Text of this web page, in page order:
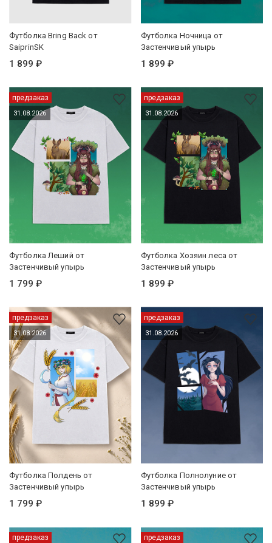
Футболка Bring Back от
SaiprinSK
1 899 ₽
Футболка Ночница от
Застенчивый упырь
1 899 ₽
предзаказ
31.08.2026
Футболка Леший от
Застенчивый упырь
1 799 ₽
предзаказ
31.08.2026
Футболка Хозяин леса от
Застенчивый упырь
1 899 ₽
предзаказ
31.08.2026
Футболка Полдень от
Застенчивый упырь
1 799 ₽
предзаказ
31.08.2026
Футболка Полнолуние от
Застенчивый упырь
1 899 ₽
предзаказ предзаказ